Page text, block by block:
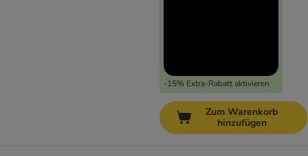
-15% Extra-Rabatt aktivieren
Zum Warenkorb
hinzufügen